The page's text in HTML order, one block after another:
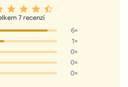
7 recenzí
6×
1×
0×
0×
0×